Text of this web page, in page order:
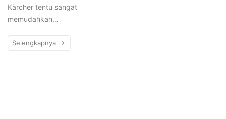
Kärcher tentu sangat
memudahkan…
Selengkapnya